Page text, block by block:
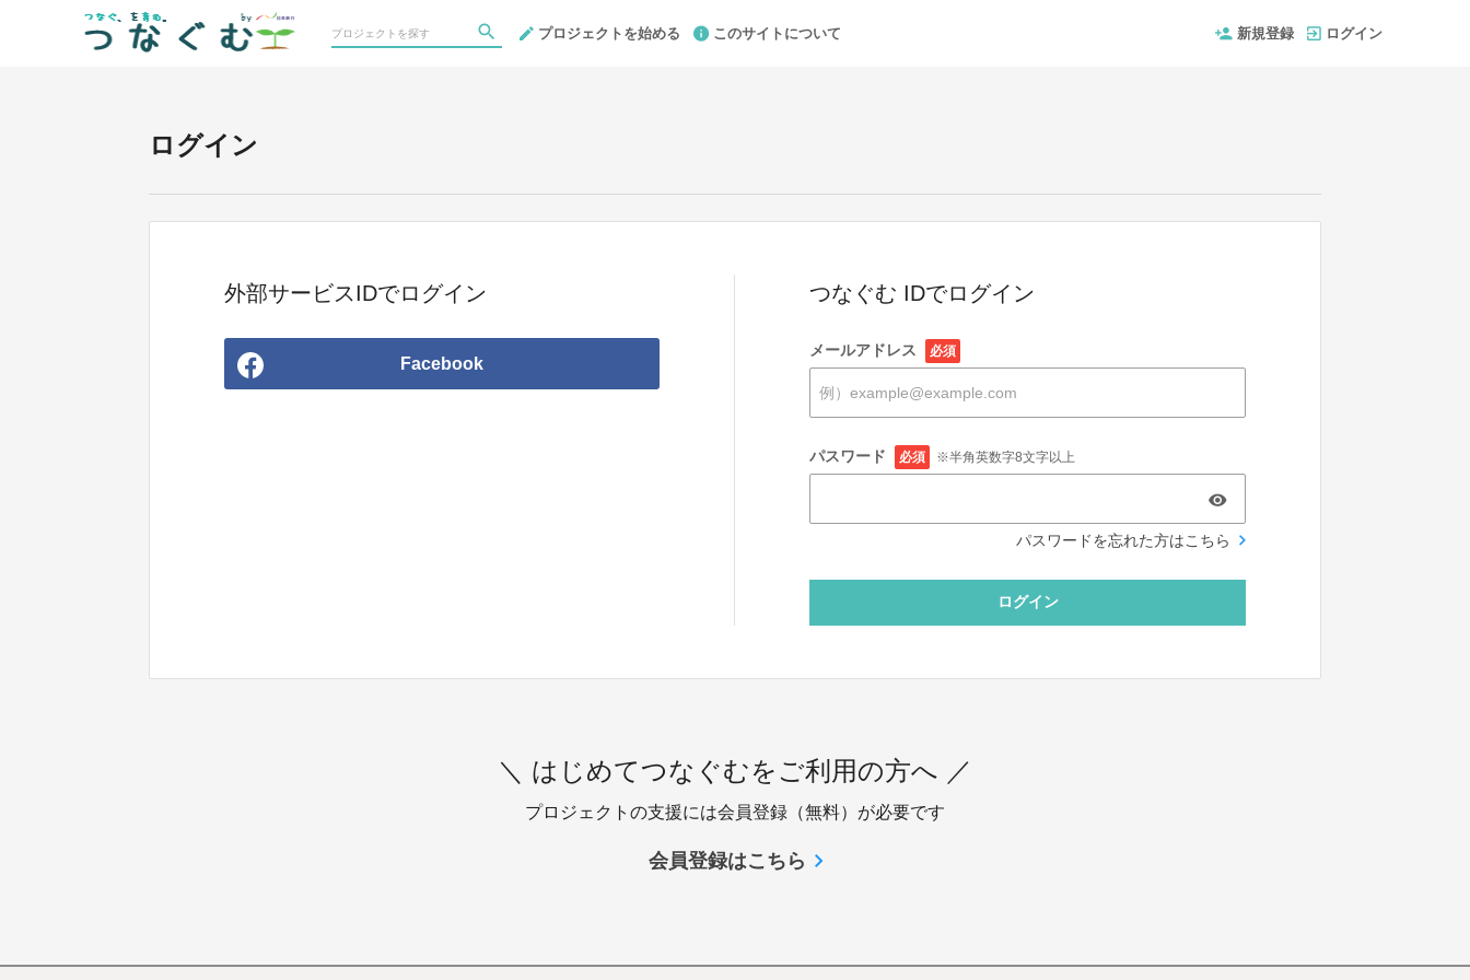
プロジェクトを始める このサイトについて 新規登録 ログイン
ログイン
外部サービスIDでログイン
Facebook
つなぐむ IDでログイン
メールアドレス 必須
パスワード 必須 ※半角英数字8文字以上
パスワードを忘れた方はこちら
ログイン
＼ はじめてつなぐむをご利用の方へ ／
プロジェクトの支援には会員登録（無料）が必要です
会員登録はこちら